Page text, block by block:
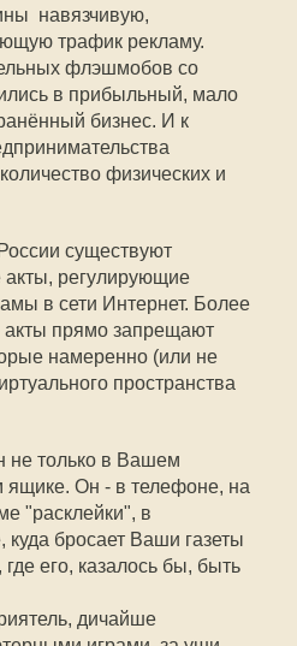
навязчивую,
трафик рекламу.
флэшмобов со
в прибыльный, мало
бизнес. И к
физических и
существуют
регулирующие
в сети Интернет. Более
акты прямо запрещают
намеренно (или не
пространства
не только в Вашем
ящике. Он - в телефоне, на
"расклейки", в
куда бросает Ваши газеты
его, казалось бы, быть
дичайше